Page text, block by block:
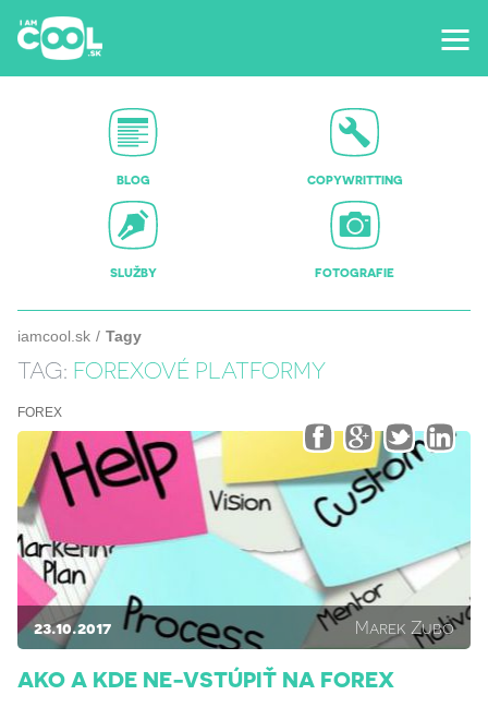
BLOG COPYWRITTING
SLUŽBY FOTOGRAFIE
iamcool.sk Tagy
TAG: FOREXOVÉ PLATFORMY
FOREX
23.10.2017 Marek Zubo
AKO A KDE NE-VSTÚPIŤ NA FOREX